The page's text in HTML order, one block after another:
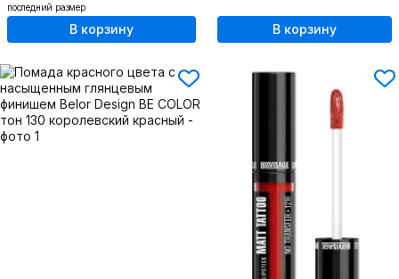
последний размер
В корзину В корзину